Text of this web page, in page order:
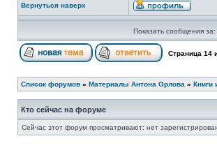
Вернуться наверх
Показать сообщения за:
Страница 14
Список форумов » Материалы Антона Орлова » Книги
Кто сейчас на форуме
Сейчас этот форум просматривают: нет